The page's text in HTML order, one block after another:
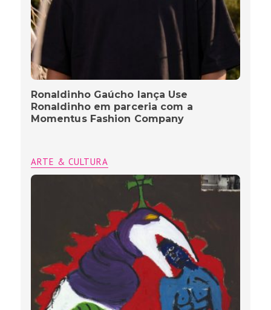
Ronaldinho Gaúcho lança Use
Ronaldinho em parceria com a
Momentus Fashion Company
ARTE & CULTURA